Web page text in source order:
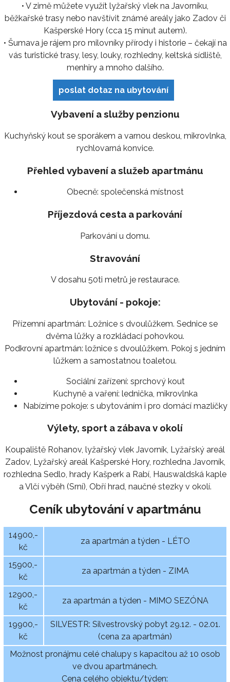
• V zimě můžete využít lyžařský vlek na Javorníku,
běžkařské trasy nebo navštívit známé areály jako Zadov či
Kašperské Hory (cca 15 minut autem).
• Šumava je rájem pro milovníky přírody i historie – čekají na
vás turistické trasy, lesy, louky, rozhledny, keltská sídliště,
menhiry a mnoho dalšího.
poslat dotaz na ubytování
Vybavení a služby penzionu
Kuchyňský kout se sporákem a varnou deskou, mikrovlnka,
rychlovarná konvice.
Přehled vybavení a služeb apartmánu
Obecně: společenská místnost
Příjezdová cesta a parkování
Parkování u domu.
Stravování
V dosahu 50ti metrů je restaurace.
Ubytování - pokoje:
Přízemní apartmán: Ložnice s dvoulůžkem. Sednice se
dvěma lůžky a rozkládací pohovkou.
Podkrovní apartmán: ložnice s dvoulůžkem. Pokoj s jedním
lůžkem a samostatnou toaletou.
Sociální zařízení: sprchový kout
Kuchyně a vaření: lednička, mikrovlnka
Nabízíme pokoje: s ubytováním i pro domácí mazlíčky
Výlety, sport a zábava v okolí
Koupaliště Rohanov, lyžařský vlek Javorník, Lyžařský areál
Zadov, Lyžařský areál Kašperské Hory, rozhledna Javorník,
rozhledna Sedlo, hrady Kašperk a Rabí, Hauswaldská kaple
a Vlčí výběh (Srní), Obří hrad, naučné stezky v okolí.
Ceník ubytování v apartmánu
14900,-
kč
za apartmán a týden - LÉTO
15900,-
kč
za apartmán a týden - ZIMA
12900,-
kč
za apartmán a týden - MIMO SEZÓNA
19900,-
kč
SILVESTR: Silvestrovský pobyt 29.12. - 02.01.
(cena za apartmán)
Možnost pronájmu celé chalupy s kapacitou až 10 osob
ve dvou apartmánech.
Cena celého objektu/týden: